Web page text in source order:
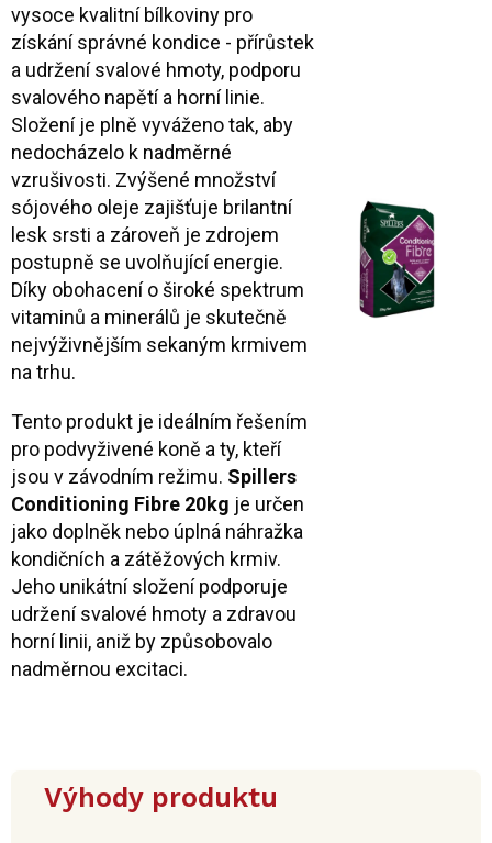
vysoce kvalitní bílkoviny pro
získání správné kondice - přírůstek
a udržení svalové hmoty, podporu
svalového napětí a horní linie.
Složení je plně vyváženo tak, aby
nedocházelo k nadměrné
vzrušivosti. Zvýšené množství
sójového oleje zajišťuje brilantní
lesk srsti a zároveň je zdrojem
postupně se uvolňující energie.
Díky obohacení o široké spektrum
vitaminů a minerálů je skutečně
nejvýživnějším sekaným krmivem
na trhu.
Tento produkt je ideálním řešením
pro podvyživené koně a ty, kteří
jsou v závodním režimu. Spillers
Conditioning Fibre 20kg je určen
jako doplněk nebo úplná náhražka
kondičních a zátěžových krmiv.
Jeho unikátní složení podporuje
udržení svalové hmoty a zdravou
horní linii, aniž by způsobovalo
nadměrnou excitaci.
Výhody produktu